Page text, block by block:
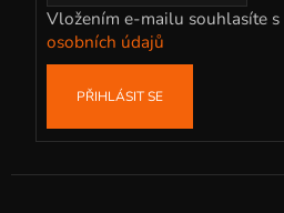
Vložením e-mailu souhlasíte s
osobních údajů
PŘIHLÁSIT SE